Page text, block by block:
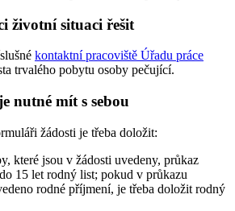
životní situaci řešit
kontaktní pracoviště Úřadu práce
trvalého pobytu osoby pečující.
nutné mít s sebou
žádosti je třeba doložit:
které jsou v žádosti uvedeny, průkaz
15 let rodný list; pokud v průkazu
rodné příjmení, je třeba doložit rodný